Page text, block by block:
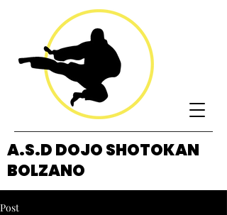
A.S.D DOJO SHOTOKAN
BOLZANO
Post